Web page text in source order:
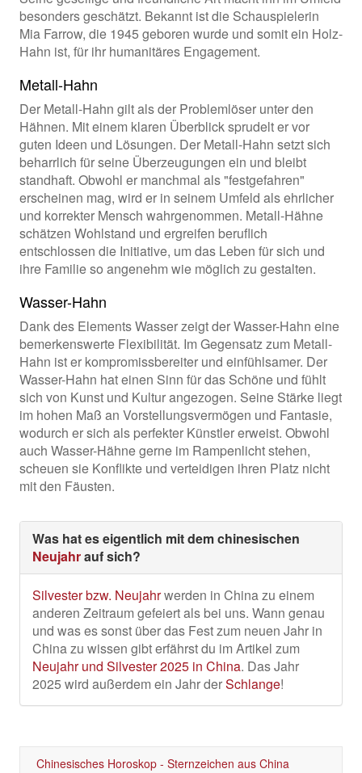
besonders geschätzt. Bekannt ist die Schauspielerin
Mia Farrow, die 1945 geboren wurde und somit ein Holz-
Hahn ist, für ihr humanitäres Engagement.
Metall-Hahn
Der Metall-Hahn gilt als der Problemlöser unter den
Hähnen. Mit einem klaren Überblick sprudelt er vor
guten Ideen und Lösungen. Der Metall-Hahn setzt sich
beharrlich für seine Überzeugungen ein und bleibt
standhaft. Obwohl er manchmal als "festgefahren"
erscheinen mag, wird er in seinem Umfeld als ehrlicher
und korrekter Mensch wahrgenommen. Metall-Hähne
schätzen Wohlstand und ergreifen beruflich
entschlossen die Initiative, um das Leben für sich und
ihre Familie so angenehm wie möglich zu gestalten.
Wasser-Hahn
Dank des Elements Wasser zeigt der Wasser-Hahn eine
bemerkenswerte Flexibilität. Im Gegensatz zum Metall-
Hahn ist er kompromissbereiter und einfühlsamer. Der
Wasser-Hahn hat einen Sinn für das Schöne und fühlt
sich von Kunst und Kultur angezogen. Seine Stärke liegt
im hohen Maß an Vorstellungsvermögen und Fantasie,
wodurch er sich als perfekter Künstler erweist. Obwohl
auch Wasser-Hähne gerne im Rampenlicht stehen,
scheuen sie Konflikte und verteidigen ihren Platz nicht
mit den Fäusten.
Was hat es eigentlich mit dem chinesischen
Neujahrauf sich?
Silvester bzw. Neujahrwerden in China zu einem
anderen Zeitraum gefeiert als bei uns. Wann genau
und was es sonst über das Fest zum neuen Jahr in
China zu wissen gibt erfährst du im Artikel zum
Neujahr und Silvester 2025 in China. Das Jahr
2025 wird außerdem ein Jahr derSchlange!
Chinesisches Horoskop - Sternzeichen aus China